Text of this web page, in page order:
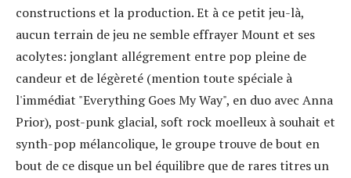
constructions et la production. Et à ce petit jeu-là,
aucun terrain de jeu ne semble effrayer Mount et ses
acolytes: jonglant allégrement entre pop pleine de
candeur et de légèreté (mention toute spéciale à
l'immédiat "Everything Goes My Way", en duo avec Anna
Prior), post-punk glacial, soft rock moelleux à souhait et
synth-pop mélancolique, le groupe trouve de bout en
bout de ce disque un bel équilibre que de rares titres un